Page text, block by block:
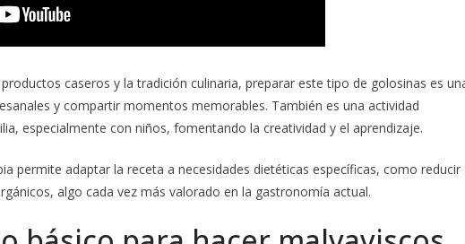
caseros y la tradición culinaria, preparar este tipo de golosinas es
y compartir momentos memorables. También es una actividad
especialmente con niños, fomentando la creatividad y el aprendizaje.
permite adaptar la receta a necesidades dietéticas específicas, como reducir
algo cada vez más valorado en la gastronomía actual.